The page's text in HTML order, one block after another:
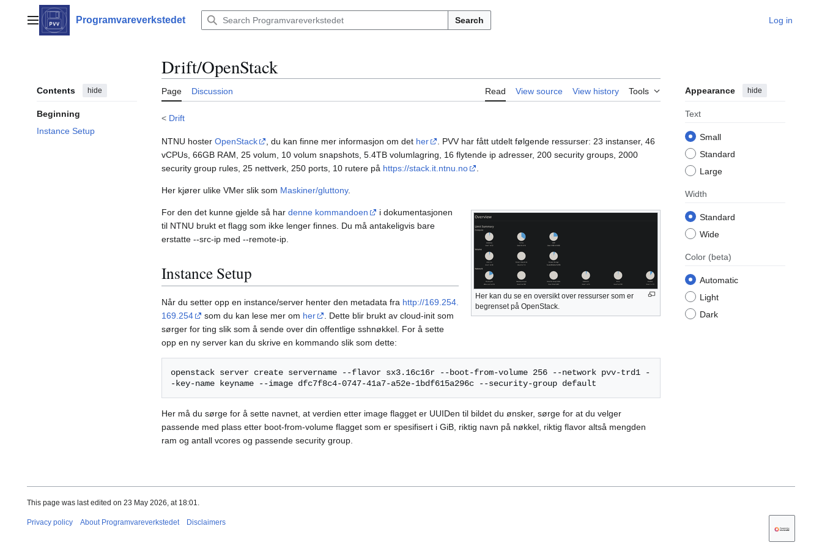
contentMain menuProgramvareverkstedet Search Log in
Contents hide
Beginning
Instance Setup
Drift/OpenStack
Page Discussion Read View source View history Tools Appearance hide
Text
Small
Standard
Large
Width
Standard
Wide
Color (beta)
Automatic
Light
Dark
< Drift
NTNU hoster OpenStack , du kan finne mer informasjon om det her
. PVV har fått utdelt følgende ressurser: 23 instanser, 46
vCPUs, 66GB RAM, 25 volum, 10 volum snapshots, 5.4TB volumlagring, 16 flytende ip adresser, 200 security groups, 2000
security group rules, 25 nettverk, 250 ports, 10 rutere på https://stack.it.ntnu.no
Her kjører ulike VMer slik som Maskiner/gluttony.
Her kan du se en oversikt over ressurser som er
begrenset på OpenStack.
For den det kunne gjelde så har denne kommandoen
i dokumentasjonen
til NTNU brukt et flagg som ikke lenger finnes. Du må antakeligvis bare
erstatte --src-ip med --remote-ip.
Instance Setup
Når du setter opp en instance/server henter den metadata fra http://169.254.
169.254
som du kan lese mer om her
. Dette blir brukt av cloud-init som
sørger for ting slik som å sende over din offentlige sshnøkkel. For å sette
opp en ny server kan du skrive en kommando slik som dette:
openstack server create servername --flavor sx3.16c16r --boot-from-volume 256 --network pvv-trd1 -
Her må du sørge for å sette navnet, at verdien etter image flagget er UUIDen til bildet du ønsker, sørge for at du velger
passende med plass etter boot-from-volume flagget som er spesifisert i GiB, riktig navn på nøkkel, riktig flavor altså mengden
ram og antall vcores og passende security group.
This page was last edited on 23 May 2026, at 18:01.
Privacy policy About Programvareverkstedet Disclaimers